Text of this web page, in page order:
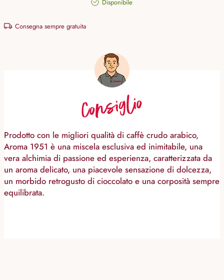
Disponibile
Consegna sempre gratuita
Consiglio
Prodotto con le migliori qualità di caffè crudo arabico,
Aroma 1951 è una miscela esclusiva ed inimitabile, una
vera alchimia di passione ed esperienza, caratterizzata da
un aroma delicato, una piacevole sensazione di dolcezza,
un morbido retrogusto di cioccolato e una corposità sempre
equilibrata.